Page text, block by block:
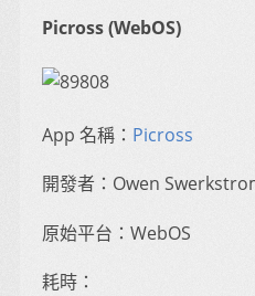
Picross (WebOS)
App 名稱： Picross
開發者：Owen
原始平台：WebOS
耗時：